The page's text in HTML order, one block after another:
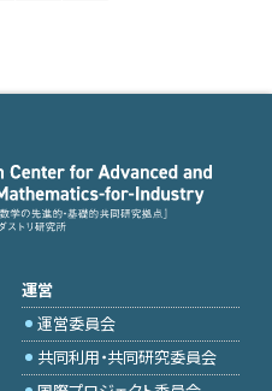
運営
運営委員会
共同利用・共同研究委員会